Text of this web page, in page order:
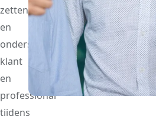
zetten
en
ondersteunt
klant
en
professional
tijdens